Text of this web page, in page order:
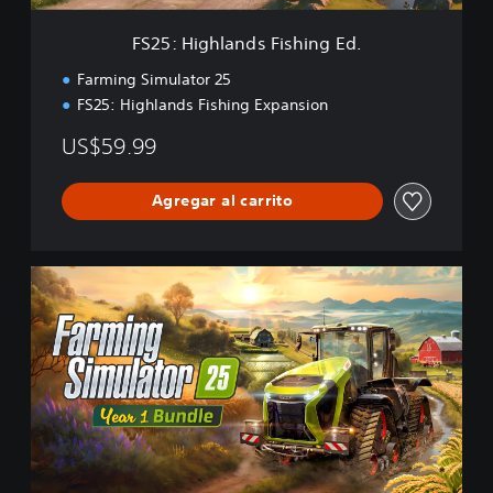
n
FS25: Highlands Fishing Ed.
Farming Simulator 25
FS25: Highlands Fishing Expansion
US$59.99
Agregar al carrito
S
2
5
:
Y
e
a
1